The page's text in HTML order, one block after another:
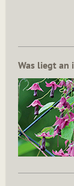
Was liegt an